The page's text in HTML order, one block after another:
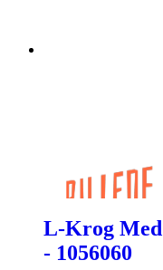
L-Krog
- 1056060